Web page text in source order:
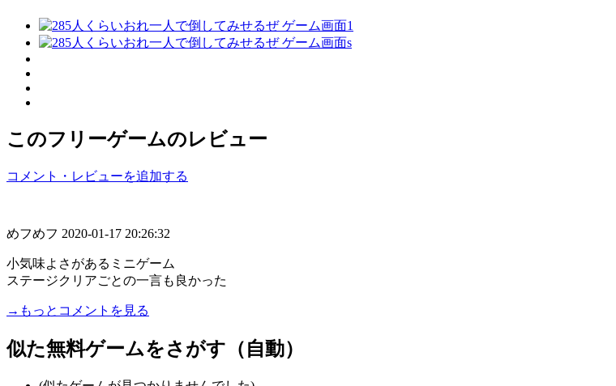
このフリーゲームのレビュー
コメント・レビューを追加する
めフめフ 2020-01-17 20:26:32
小気味よさがあるミニゲーム
ステージクリアごとの一言も良かった
→もっとコメントを見る
似た無料ゲームをさがす（自動）